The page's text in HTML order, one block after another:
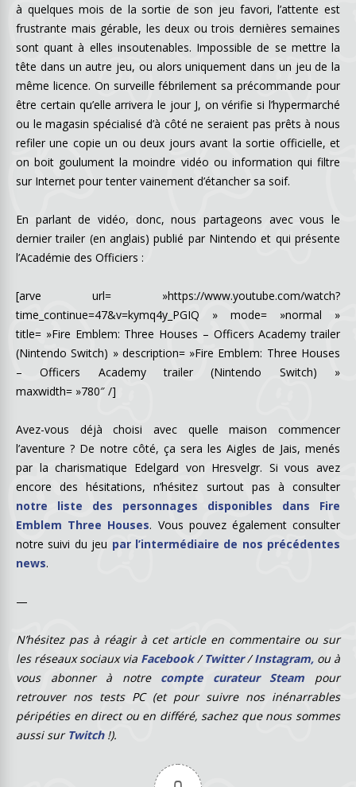
à quelques mois de la sortie de son jeu favori, l’attente est
frustrante mais gérable, les deux ou trois dernières semaines
sont quant à elles insoutenables. Impossible de se mettre la
tête dans un autre jeu, ou alors uniquement dans un jeu de la
même licence. On surveille fébrilement sa précommande pour
être certain qu’elle arrivera le jour J, on vérifie si l’hypermarché
ou le magasin spécialisé d’à côté ne seraient pas prêts à nous
refiler une copie un ou deux jours avant la sortie officielle, et
on boit goulument la moindre vidéo ou information qui filtre
sur Internet pour tenter vainement d’étancher sa soif.
En parlant de vidéo, donc, nous partageons avec vous le
dernier trailer (en anglais) publié par Nintendo et qui présente
l’Académie des Officiers :
[arve url= »https://www.youtube.com/watch?
time_continue=47&v=kymq4y_PGIQ » mode= »normal »
title= »Fire Emblem: Three Houses – Officers Academy trailer
(Nintendo Switch) » description= »Fire Emblem: Three Houses
– Officers Academy trailer (Nintendo Switch) »
maxwidth= »780″ /]
Avez-vous déjà choisi avec quelle maison commencer
l’aventure ? De notre côté, ça sera les Aigles de Jais, menés
par la charismatique Edelgard von Hresvelgr. Si vous avez
encore des hésitations, n’hésitez surtout pas à consulter
notre liste des personnages disponibles dans Fire
Emblem Three Houses. Vous pouvez également consulter
notre suivi du jeu par l’intermédiaire de nos précédentes
news.
—
N’hésitez pas à réagir à cet article en commentaire ou sur
les réseaux sociaux via Facebook/Twitter/Instagram, ou à
vous abonner à notre compte curateur Steam pour
retrouver nos tests PC (et pour suivre nos inénarrables
péripéties en direct ou en différé, sachez que nous sommes
aussi sur Twitch!).